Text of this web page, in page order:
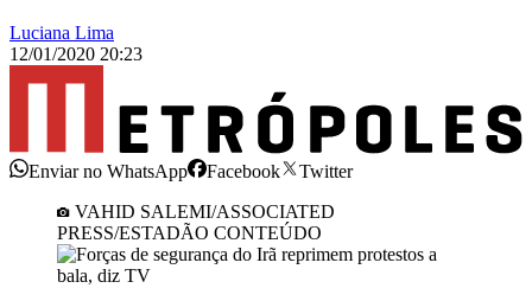
Luciana Lima
12/01/2020 20:23
Enviar no WhatsApp Facebook
Twitter
VAHID SALEMI/ASSOCIATED
PRESS/ESTADÃO CONTEÚDO